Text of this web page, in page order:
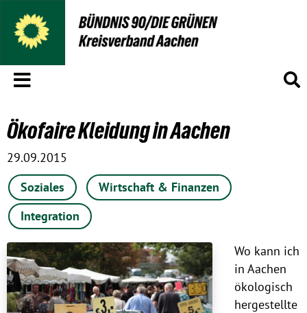
Menü
Ökofaire Kleidung in Aachen
29.09.2015
Soziales
Wirtschaft & Finanzen
Integration
Wo kann ich
in Aachen
ökologisch
hergestellte